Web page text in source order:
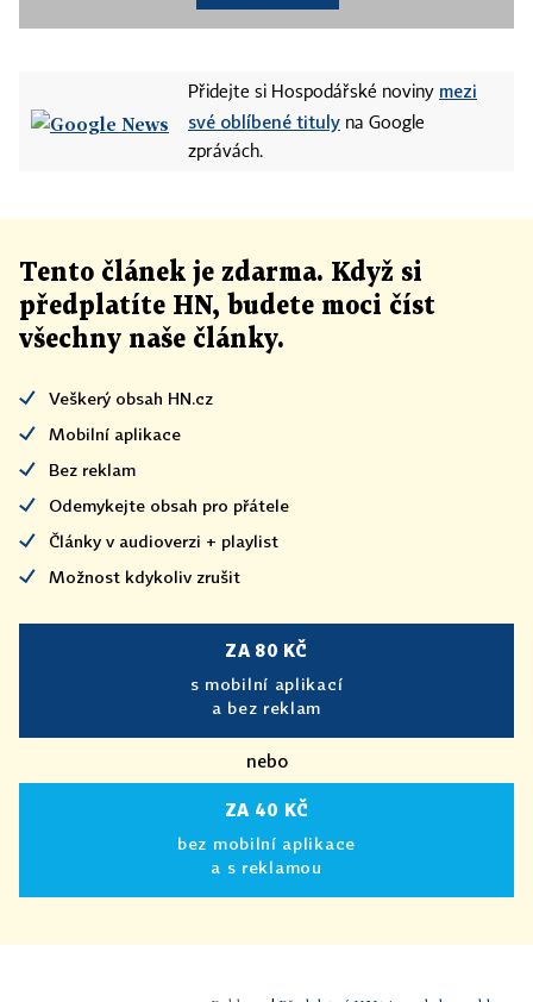
Přidejte si Hospodářské noviny mezi
své oblíbené tituly na Google
zprávách.
Tento článek je zdarma. Když si
předplatíte HN, budete moci číst
všechny naše články.
Veškerý obsah HN.cz
Mobilní aplikace
Bez reklam
Odemykejte obsah pro přátele
Články v audioverzi + playlist
Možnost kdykoliv zrušit
ZA 80 KČ
s mobilní aplikací
a bez reklam
nebo
ZA 40 KČ
bez mobilní aplikace
a s reklamou